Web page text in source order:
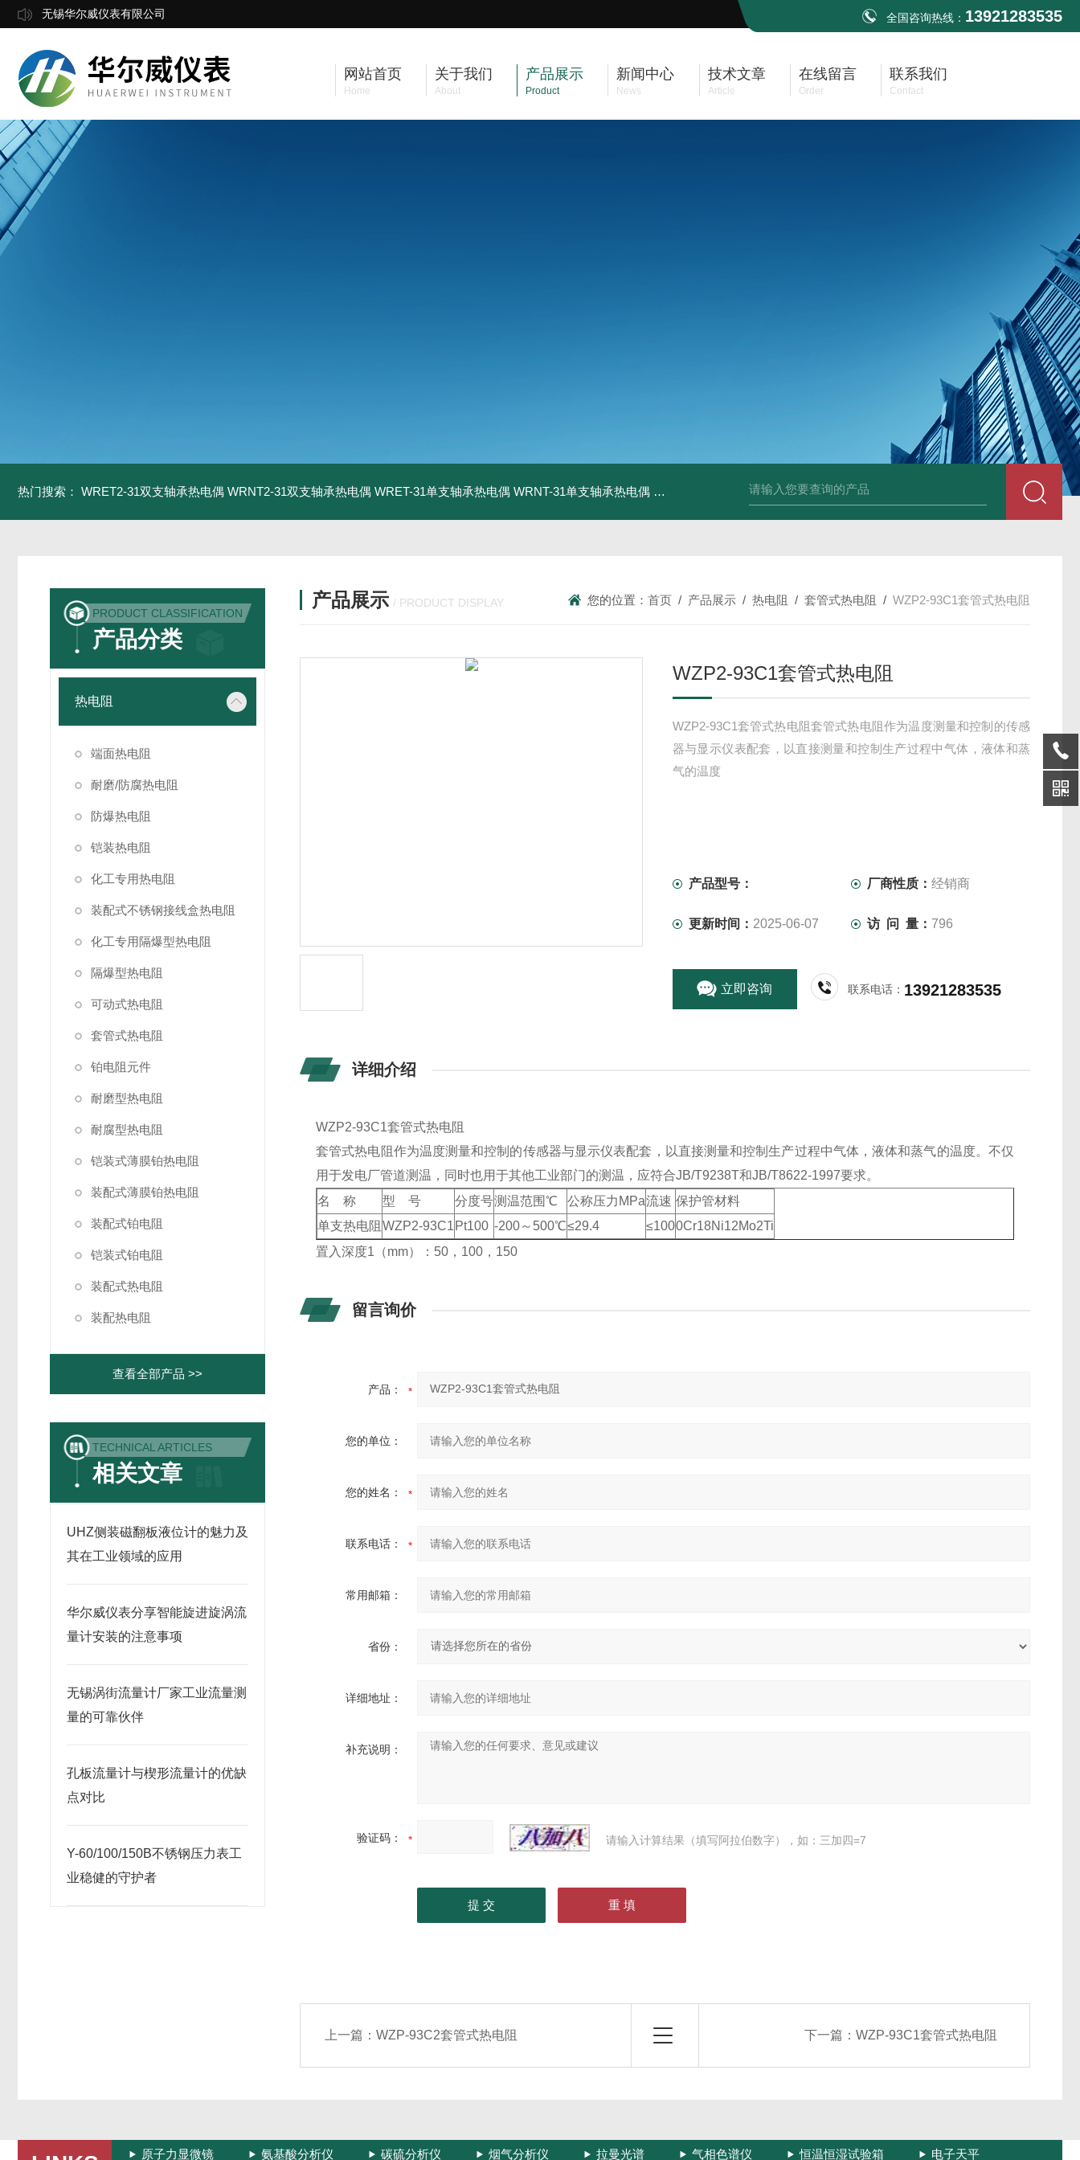
无锡华尔威仪表有限公司 全国咨询热线： 13921283535
网站首页
Home
关于我们
About
产品展示
Product
新闻中心
News
技术文章
Article
在线留言
Order
联系我们
Contact
热门搜索： WRET2-31双支轴承热电偶 WRNT2-31双支轴承热电偶 WRET-31单支轴承热电偶 WRNT-31单支轴承热电偶 WZP-731套管式热电阻 WZP2-731套管式热电阻 塑料液面计
PRODUCT CLASSIFICATION
产品分类
热电阻
端面热电阻
耐磨/防腐热电阻
防爆热电阻
铠装热电阻
化工专用热电阻
装配式不锈钢接线盒热电阻
化工专用隔爆型热电阻
隔爆型热电阻
可动式热电阻
套管式热电阻
铂电阻元件
耐磨型热电阻
耐腐型热电阻
铠装式薄膜铂热电阻
装配式薄膜铂热电阻
装配式铂电阻
铠装式铂电阻
装配式热电阻
装配热电阻
查看全部产品 >>
TECHNICAL ARTICLES
相关文章
UHZ侧装磁翻板液位计的魅力及
其在工业领域的应用
华尔威仪表分享智能旋进旋涡流
量计安装的注意事项
无锡涡街流量计厂家工业流量测
量的可靠伙伴
孔板流量计与楔形流量计的优缺
点对比
Y-60/100/150B不锈钢压力表工
业稳健的守护者
产品展示 / PRODUCT DISPLAY 您的位置： 首页 / 产品展示 / 热电阻 / 套管式热电阻 / WZP2-93C1套管式热电阻
WZP2-93C1套管式热电阻
WZP2-93C1套管式热电阻套管式热电阻作为温度测量和控制的传感
器与显示仪表配套，以直接测量和控制生产过程中气体，液体和蒸
气的温度
产品型号： 厂商性质：经销商
更新时间： 2025-06-07 访 问 量： 796
立即咨询 联系电话： 13921283535
详细介绍
WZP2-93C1套管式热电阻
套管式热电阻作为温度测量和控制的传感器与显示仪表配套，以直接测量和控制生产过程中气体，液体和蒸气的温度。不仅
用于发电厂管道测温，同时也用于其他工业部门的测温，应符合JB/T9238T和JB/T8622-1997要求。
名 称
型 号 分度号测温范围℃ 公称压力MPa流速 保护管材料
单支热电阻 WZP2-93C1 Pt100 -200～500℃≤29.4 ≤1000Cr18Ni12Mo2Ti
置入深度1（mm）：50，100，150
留言询价
产品：
您的单位：
您的姓名：
联系电话：
常用邮箱：
省份：
详细地址：
补充说明：
验证码： 请输入计算结果（填写阿拉伯数字），如：三加四=7
上一篇：WZP-93C2套管式热电阻 下一篇： WZP-93C1套管式热电阻
原子力显微镜 氨基酸分析仪 碳硫分析仪 烟气分析仪 拉曼光谱 气相色谱仪 恒温恒湿试验箱 电子天平